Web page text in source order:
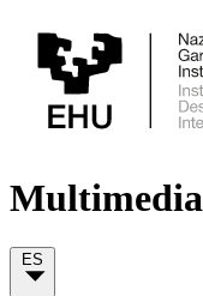
Multimedia
ES